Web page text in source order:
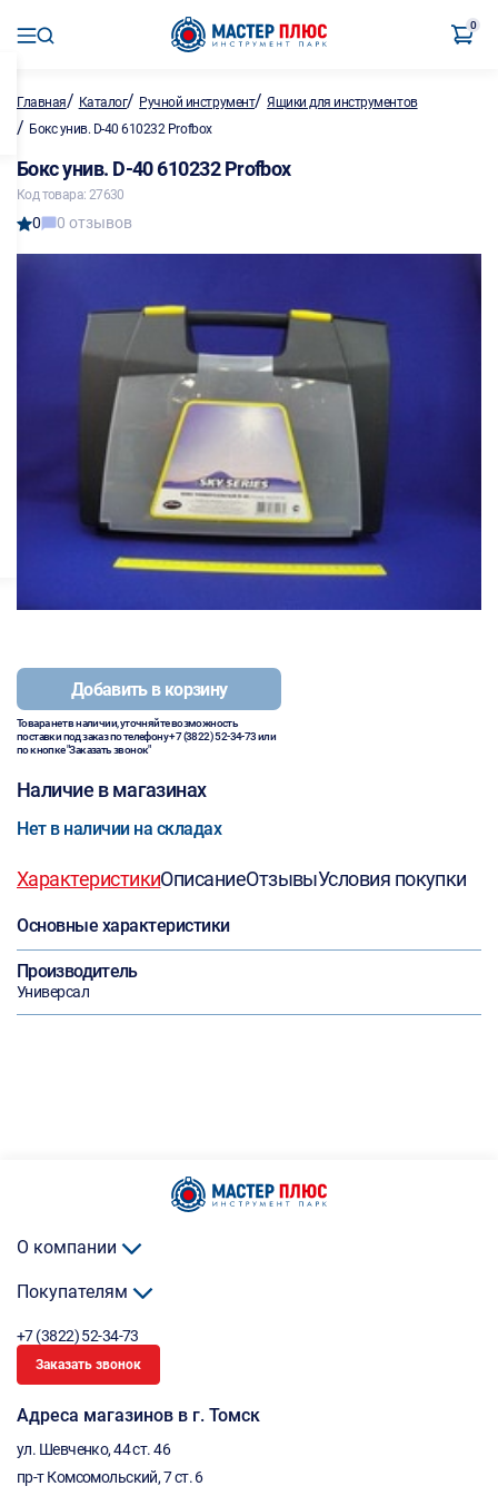
0
Главная/ Каталог/ Ручной инструмент/Ящики для инструментов
/ Бокс унив. D-40 610232 Profbox
Бокс унив. D-40 610232 Profbox
Код товара: 27630
0 0 отзывов
Добавить в корзину
Товара нет в наличии, уточняйте возможность
поставки под заказ по телефону+7 (3822) 52-34-73или
по кнопке "Заказать звонок"
Наличие в магазинах
Нет в наличии на складах
ХарактеристикиОписаниеОтзывыУсловия покупки
Основные характеристики
Производитель
Универсал
О компании
Покупателям
+7 (3822) 52-34-73
Заказать звонок
Адреса магазинов в г. Томск
ул. Шевченко, 44 ст. 46
пр-т Комсомольский, 7 ст. 6